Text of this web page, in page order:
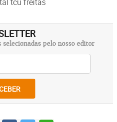
selecionadas pelo nosso editor